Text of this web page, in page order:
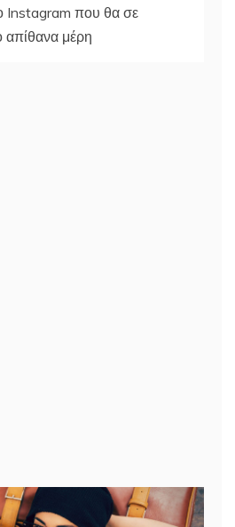
Instagram που θα σε
απίθανα μέρη